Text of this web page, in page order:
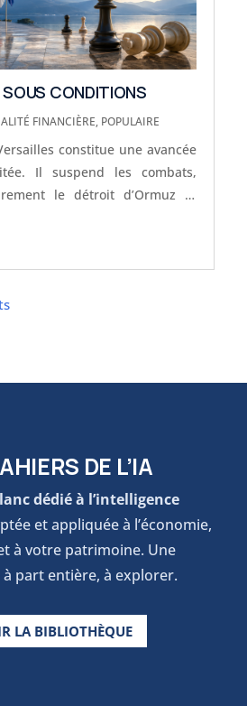
CONDITIONS
FINANCIÈRE, POPULAIRE
constitue une avancée
Il suspend les combats,
le détroit d’Ormuz et
de négociations. En
stratégique seulement si
DE L’IA
dédié à l’intelligence
et appliquée à l’économie,
à votre patrimoine. Une
part entière, à explorer.
LA BIBLIOTHÈQUE